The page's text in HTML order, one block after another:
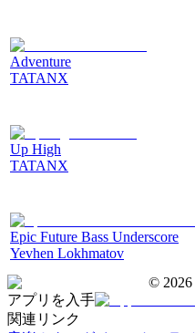
Adventure
TATANX
Up High
TATANX
Epic Future Bass Underscore
Yevhen Lokhmatov
© 2026
アプリを入手
関連リンク